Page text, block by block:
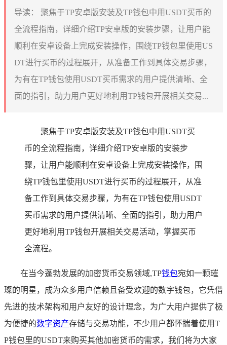
导读：
聚焦于TP安卓版安装及TP钱包中用USDT买币的
全流程指南，详细介绍TP安卓版的安装步骤，让用户能
顺利在安卓设备上完成安装操作，围绕TP钱包里使用US
DT进行买币的过程展开，从准备工作到具体交易步骤，
为有在TP钱包使用USDT买币需求的用户提供清晰、全
面的指引，助力用户更好地利用TP钱包开展相关交易...
聚焦于TP安卓版安装及TP钱包中用USDT买
币的全流程指南，详细介绍TP安卓版的安装步
骤，让用户能顺利在安卓设备上完成安装操作，围
绕TP钱包里使用USDT进行买币的过程展开，从准
备工作到具体交易步骤，为有在TP钱包使用USDT
买币需求的用户提供清晰、全面的指引，助力用户
更好地利用TP钱包开展相关交易活动，掌握买币
全流程。
在当今蓬勃发展的加密货币交易领域,TP钱包宛如一颗璀
璨的明星，成为众多用户信赖且备受欢迎的数字钱包，它凭借
先进的技术架构和用户友好的设计理念，为广大用户提供了极
为便捷的数字资产存储与交易功能，不少用户都怀揣着使用T
P钱包里的USDT来购买其他加密货币的需求，我们将为大家